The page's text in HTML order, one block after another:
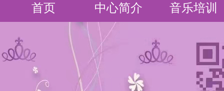
首页 中心简介 音乐培训